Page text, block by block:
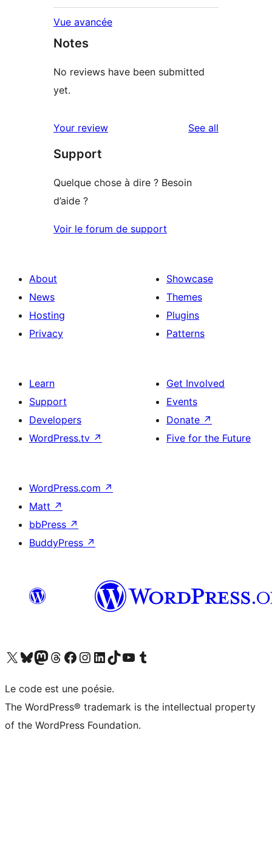
Vue avancée
Notes
No reviews have been submitted
yet.
Your review See all
Support
Quelque chose à dire ? Besoin
d’aide ?
Voir le forum de support
About
News
Hosting
Privacy
Showcase
Themes
Plugins
Patterns
Learn
Support
Developers
WordPress.tv ↗
Get Involved
Events
Donate ↗
Five for the Future
WordPress.com ↗
Matt ↗
bbPress ↗
BuddyPress ↗
Visit our X (formerly Twitter) account
Visitez notre compte Bluesky
Visit our Mastodon account
Visitez notre compte Threads
Visit our Facebook page
Visit our Instagram account
Visit our LinkedIn account
Visitez notre compte TikTok
Visit our YouTube channel
Visitez notre compte Tumblr
Le code est une poésie.
The WordPress® trademark is the intellectual property
of the WordPress Foundation.